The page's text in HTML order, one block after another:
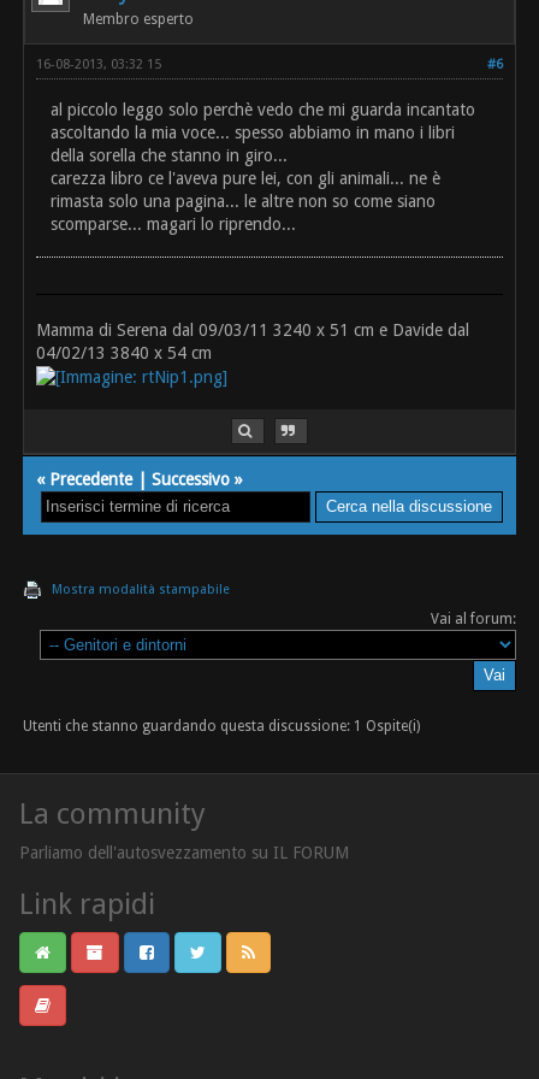
Membro esperto
#6
16-08-2013, 03:32 15
al piccolo leggo solo perchè vedo che mi guarda incantato
ascoltando la mia voce... spesso abbiamo in mano i libri
della sorella che stanno in giro...
carezza libro ce l'aveva pure lei, con gli animali... ne è
rimasta solo una pagina... le altre non so come siano
scomparse... magari lo riprendo...
Mamma di Serena dal 09/03/11 3240 x 51 cm e Davide dal
04/02/13 3840 x 54 cm
« Precedente|Successivo »
Mostra modalità stampabile
Vai al forum:
Utenti che stanno guardando questa discussione: 1 Ospite(i)
La community
Parliamo dell'autosvezzamento su IL FORUM
Link rapidi